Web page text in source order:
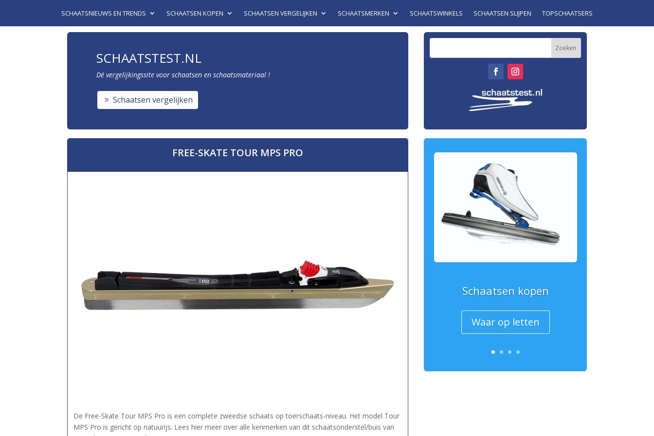
SCHAATSNIEUWS EN TRENDS SCHAATSEN KOPEN SCHAATSEN VERGELIJKEN SCHAATSMERKEN SCHAATSWINKELS SCHAATSEN SLIJPEN TOPSCHAATSERS
SCHAATSTEST.NL
Dé vergelijkingssite voor schaatsen en schaatsmateriaal !
Schaatsen vergelijken
FREE-SKATE TOUR MPS PRO
De Free-Skate Tour MPS Pro is een complete zweedse schaats op toerschaats-niveau. Het model Tour
MPS Pro is gericht op natuurijs. Lees hier meer over alle kenmerken van dit schaatsonderstel/buis van
Schaatsen kopen
Waar op letten